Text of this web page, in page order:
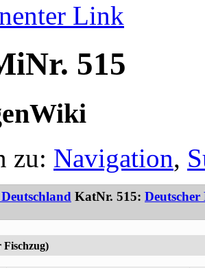
Link
515
zu: Navigation,
KatNr. 515:
Fischzug)